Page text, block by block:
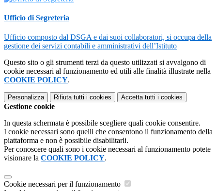
Ufficio di Segreteria
Ufficio composto dal DSGA e dai suoi collaboratori, si occupa della
gestione dei servizi contabili e amministrativi dell’Istituto
Questo sito o gli strumenti terzi da questo utilizzati si avvalgono di
cookie necessari al funzionamento ed utili alle finalità illustrate nella
COOKIE POLICY.
Personalizza Rifiuta tutti i cookies Accetta tutti i cookies
Gestione cookie
In questa schermata è possibile scegliere quali cookie consentire.
I cookie necessari sono quelli che consentono il funzionamento della
piattaforma e non è possibile disabilitarli.
Per conoscere quali sono i cookie necessari al funzionamento potete
visionare la COOKIE POLICY.
Cookie necessari per il funzionamento